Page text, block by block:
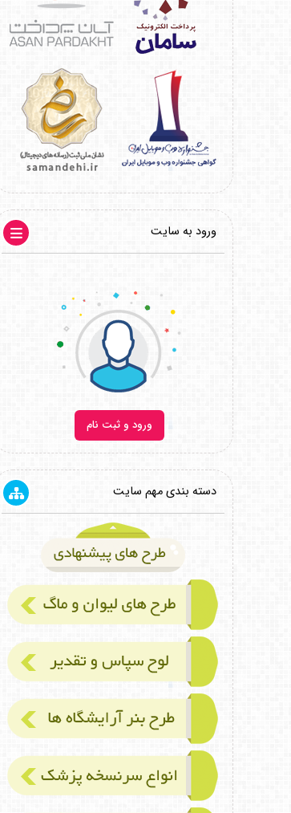
ورود به سایت
ورود و ثبت نام
دسته بندی مهم سایت